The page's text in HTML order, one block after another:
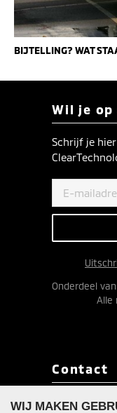
BIJTELLING? WAT
Wil je
Schrijf je
Onderdeel
Alle
Contact
Redactie
WIJ MAKEN